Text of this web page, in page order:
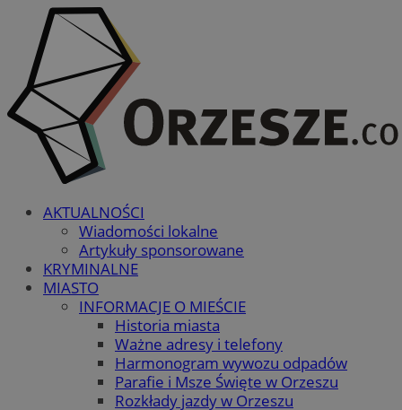
AKTUALNOŚCI
Wiadomości lokalne
Artykuły sponsorowane
KRYMINALNE
MIASTO
INFORMACJE O MIEŚCIE
Historia miasta
Ważne adresy i telefony
Harmonogram wywozu odpadów
Parafie i Msze Święte w Orzeszu
Rozkłady jazdy w Orzeszu